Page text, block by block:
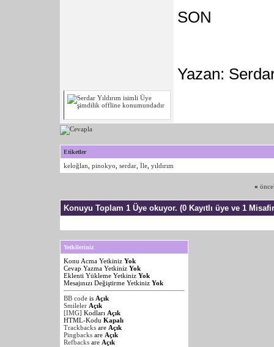
SON
Yazan: Serdar
Etiketler
keloğlan pinokyo serdar İle yıldırım
«
Konuyu Toplam 1 Üye okuyor. (0 Kayıtlı üye ve 1
Yetkileriniz
Konu Acma Yetkiniz Yok
Cevap Yazma Yetkiniz Yok
Eklenti Yükleme Yetkiniz Yok
Mesajınızı Değiştirme Yetkiniz Yok
BB code is Açık
Smileler Açık
[IMG] Kodları Açık
HTML-Kodu Kapalı
Trackbacks are Açık
Pingbacks are Açık
Refbacks are Açık